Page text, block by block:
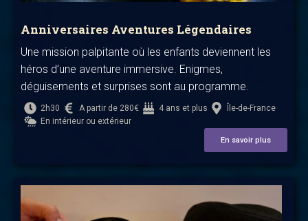
Anniversaires Aventures Légendaires
Une mission palpitante où les enfants deviennent les
héros d’une aventure immersive. Enigmes,
déguisements et surprises sont au programme.
2h30 A partir de 280€ 4 ans et plus
Île-de-France
En intérieur ou extérieur
En savoir plus